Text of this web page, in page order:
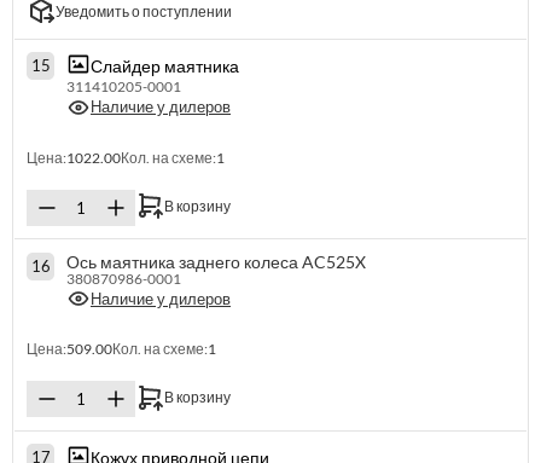
Уведомить о поступлении
15 Слайдер маятника
311410205-0001
Наличие у дилеров
Цена:1022.00Кол. на схеме:1
В корзину
16 Ось маятника заднего колеса AC525X
380870986-0001
Наличие у дилеров
Цена:509.00Кол. на схеме:1
В корзину
17 Кожух приводной цепи